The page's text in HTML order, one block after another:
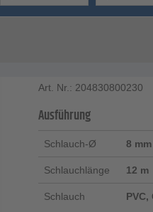
Art. Nr.: 204830800230
Ausführung
Schlauch-Ø 8
Schlauchlänge 12 m
Schlauch PVC,